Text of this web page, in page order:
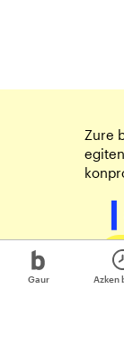
Gaur Azken
Zure